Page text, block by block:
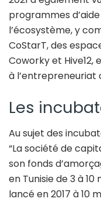
programmes
l’écosystème, y
CoStarT, des
Coworky et
à l’entrepreneuriat
Les
Au sujet des
“La société de
son fonds
en Tunisie de 3 à
lancé en 2017 à 10